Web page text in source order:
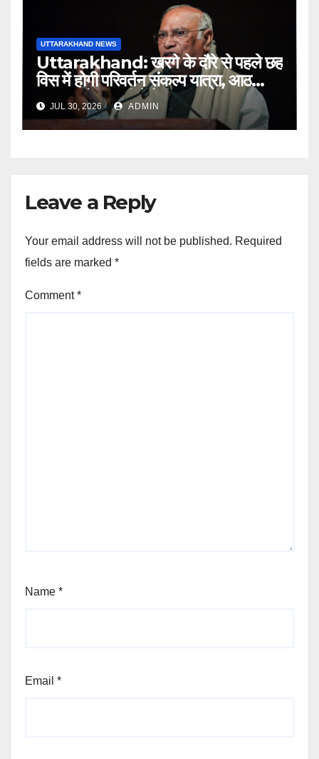
UTTARAKHAND NEWS
Uttarakhand: खरगे के दौरे से पहले छह
विस में होगी परिवर्तन संकल्प यात्रा, आठ
अगस्त को हल्द्वानी में रैली
JUL 30, 2026 ADMIN
Leave a Reply
Your email address will not be published. Required
fields are marked *
Comment*
Name *
Email *